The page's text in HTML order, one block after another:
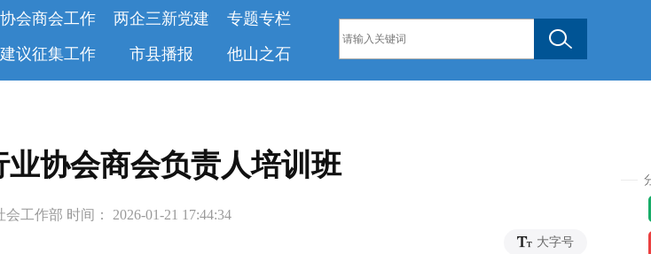
会商会工作 两企三新党建
专题专栏
议征集工作 市县播报 他山之石
协会商会负责人培训班
工作部 时间： 2026-01-21 17:44:34
大字号